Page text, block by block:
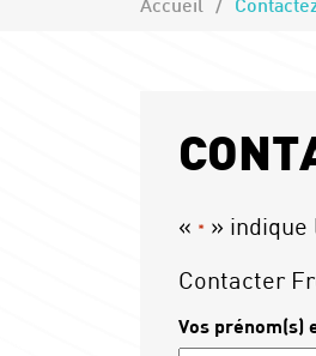
Accueil
« * »
Contacter
Vos prénom(s)